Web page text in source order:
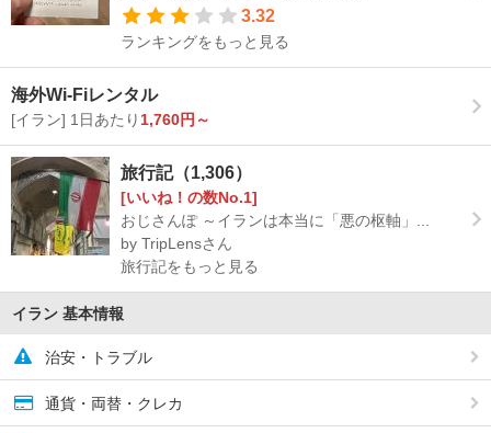
3.32
ランキングをもっと見る
海外Wi-Fiレンタル
[イラン] 1日あたり 1,760円～
旅行記（1,306）
[いいね！の数No.1]
おじさんぽ ～イランは本当に「悪の枢軸」...
by TripLensさん
旅行記をもっと見る
イラン 基本情報
治安・トラブル
通貨・両替・クレカ